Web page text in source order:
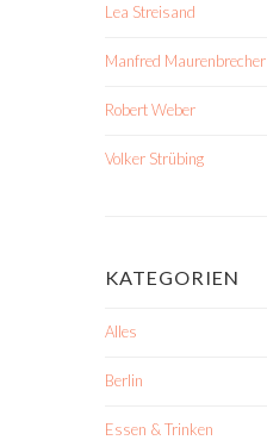
Lea Streisand
Manfred Maurenbrecher
Robert Weber
Volker Strübing
KATEGORIEN
Alles
Berlin
Essen & Trinken